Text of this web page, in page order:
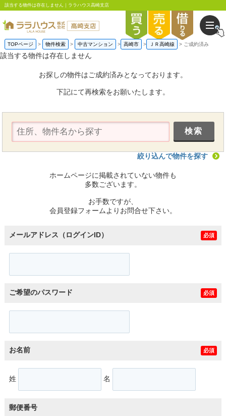
該当する物件は存在しません｜ララハウス高崎支店
TOPページ 物件検索 中古マンション 高崎市 ＪＲ高崎線 ご成約済み
該当する物件は存在しません
お探しの物件はご成約済みとなっております。
下記にて再検索をお願いたします。
絞り込んで物件を探す
ホームページに掲載されていない物件も
多数ございます。
お手数ですが、
会員登録フォームよりお問合せ下さい。
メールアドレス（ログインID） 必須
ご希望のパスワード 必須
お名前 必須
姓 名
郵便番号